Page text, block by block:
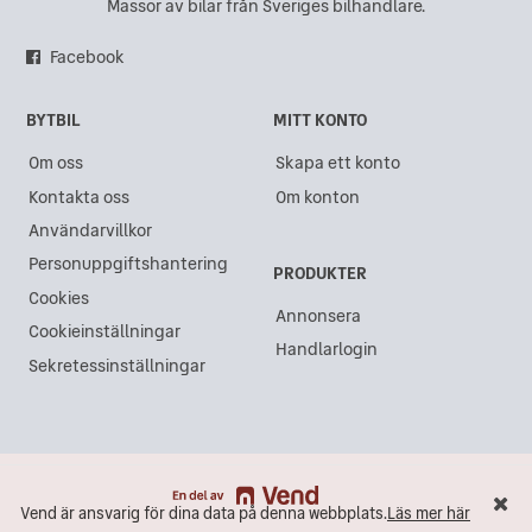
Vend är ansvarig för dina data på denna webbplats.Läs mer här
Mitsubishi Galant i Gävle
Mitsubishi Galant i Västra Frölunda
Mitsubishi Galant i Kristianstad
Mitsubishi Galant i Lidköping
Mitsubishi Galant i Ängelholm
Mitsubishi Galant i Åkersberga
Mitsubishi Galant i Östersund
Massor av bilar från Sveriges bilhandlare.
Facebook
BYTBIL
Om oss
Kontakta oss
Användarvillkor
Personuppgiftshantering
Cookies
Cookieinställningar
Sekretessinställningar
MITT KONTO
Skapa ett konto
Om konton
PRODUKTER
Annonsera
Handlarlogin
Vend är ansvarig för dina data på denna webbplats.Läs mer här